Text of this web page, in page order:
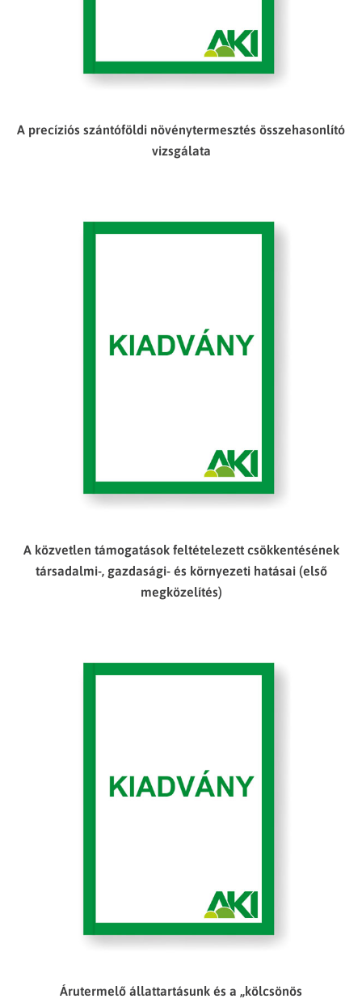
A precíziós szántóföldi növénytermesztés összehasonlító
vizsgálata
A közvetlen támogatások feltételezett csökkentésének
társadalmi-, gazdasági- és környezeti hatásai (első
megközelítés)
Árutermelő állattartásunk és a „kölcsönös